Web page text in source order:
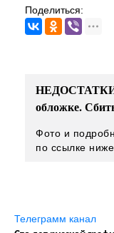
Поделиться:
НЕДОСТАТКИ
обложке.
Фото и
по ссылке ниже.
Телеграмм канал